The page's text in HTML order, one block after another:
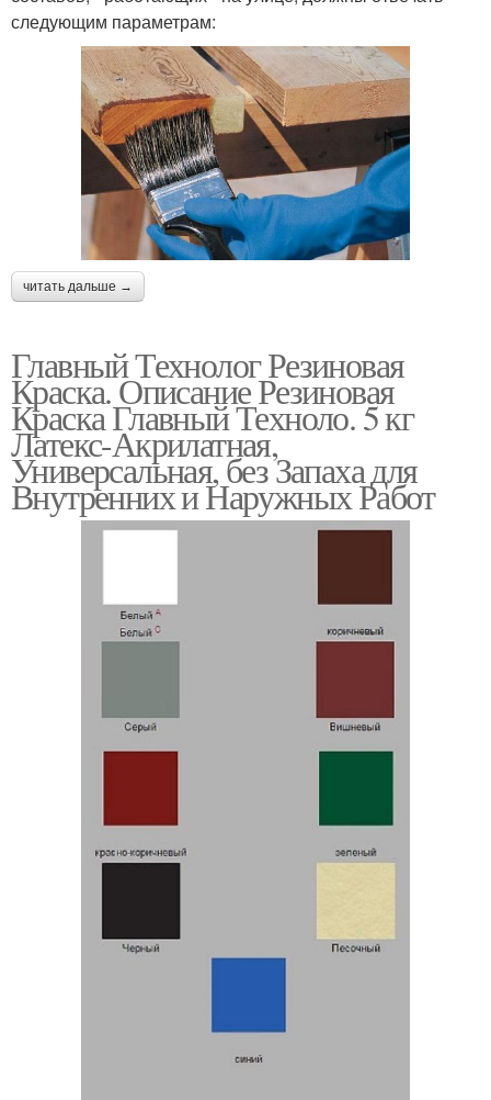
следующим параметрам:
читать дальше →
Главный Технолог Резиновая
Краска. Описание Резиновая
Краска Главный Техноло. 5 кг
Латекс-Акрилатная,
Универсальная, без Запаха для
Внутренних и Наружных Работ